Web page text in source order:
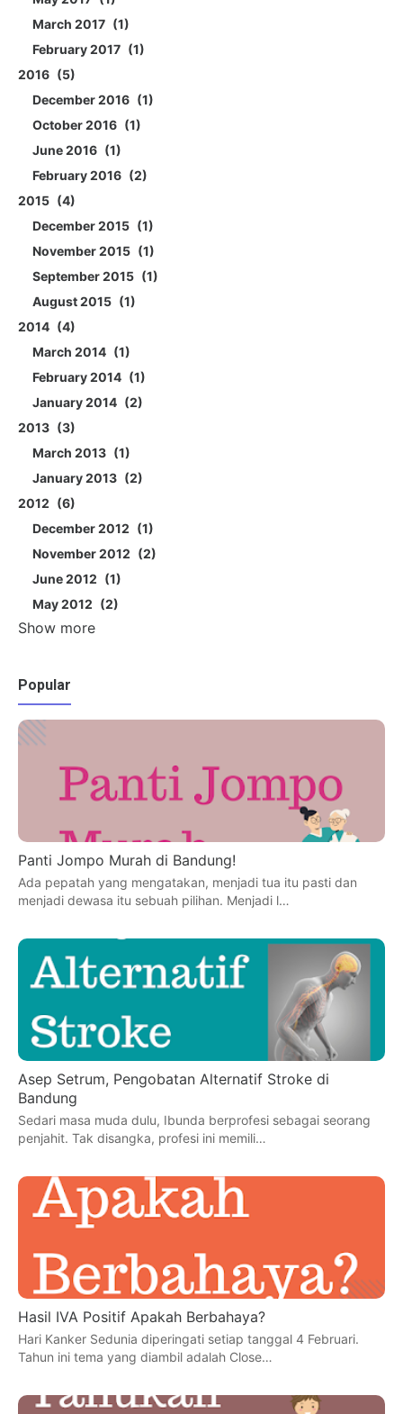
March 2017
1
February 2017
1
2016
5
December 2016
1
October 2016
1
June 2016
1
February 2016
2
2015
4
December 2015
1
November 2015
1
September 2015
1
August 2015
1
2014
4
March 2014
1
February 2014
1
January 2014
2
2013
3
March 2013
1
January 2013
2
2012
6
December 2012
1
November 2012
2
June 2012
1
May 2012
2
Show more
Popular
Panti Jompo Murah di Bandung!
Ada pepatah yang mengatakan, menjadi tua itu pasti dan
menjadi dewasa itu sebuah pilihan. Menjadi l…
Asep Setrum, Pengobatan Alternatif Stroke di
Bandung
Sedari masa muda dulu, Ibunda berprofesi sebagai seorang
penjahit. Tak disangka, profesi ini memili…
Hasil IVA Positif Apakah Berbahaya?
Hari Kanker Sedunia diperingati setiap tanggal 4 Februari.
Tahun ini tema yang diambil adalah Close…